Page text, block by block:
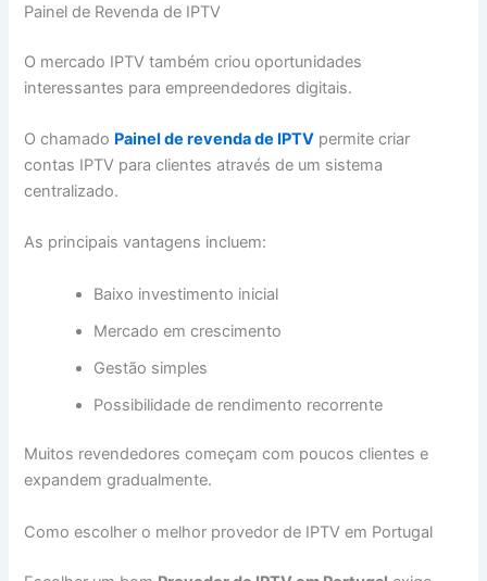
Painel de Revenda de IPTV
O mercado IPTV também criou oportunidades
interessantes para empreendedores digitais.
O chamado Painel de revenda de IPTV permite criar
contas IPTV para clientes através de um sistema
centralizado.
As principais vantagens incluem:
Baixo investimento inicial
Mercado em crescimento
Gestão simples
Possibilidade de rendimento recorrente
Muitos revendedores começam com poucos clientes e
expandem gradualmente.
Como escolher o melhor provedor de IPTV em Portugal